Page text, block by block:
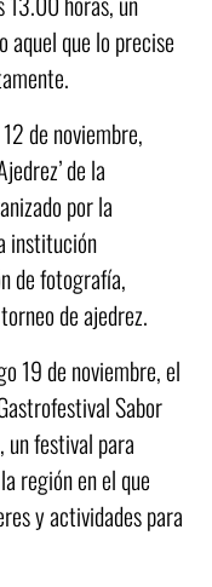
aquel que lo precise
de noviembre,
de la
por la
institución
de fotografía,
de ajedrez.
19 de noviembre, el
Sabor
un festival para
región en el que
y actividades para